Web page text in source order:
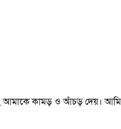
আমাকে কামড় ও আঁচড় দেয়।